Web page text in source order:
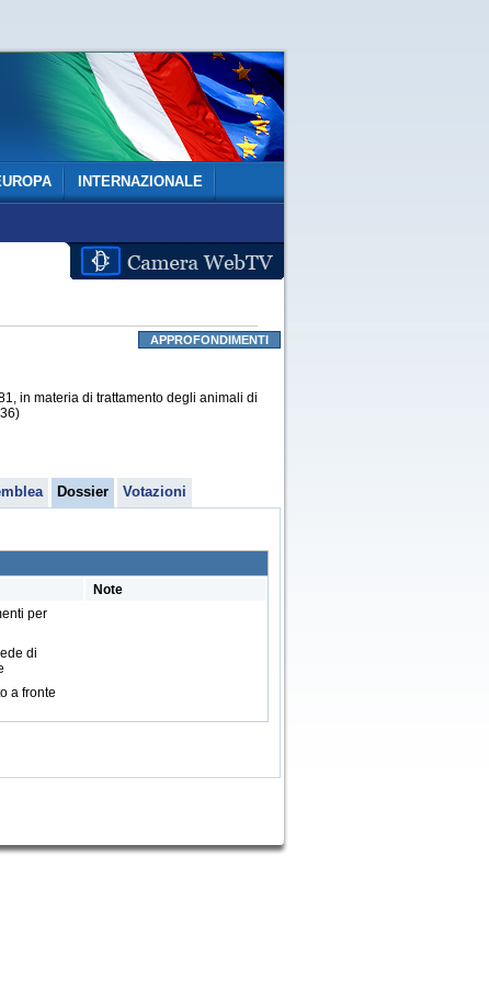
INTERNAZIONALE
APPROFONDIMENTI
in materia di trattamento degli animali di
Dossier Votazioni
Note
per
di
a fronte